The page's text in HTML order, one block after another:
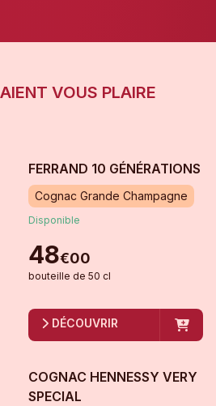
VOUS PLAIRE
FERRAND 10 GÉNÉRATIONS
Cognac Grande Champagne
Disponible
48€00
bouteille de 50 cl
DÉCOUVRIR
COGNAC HENNESSY VERY
SPECIAL